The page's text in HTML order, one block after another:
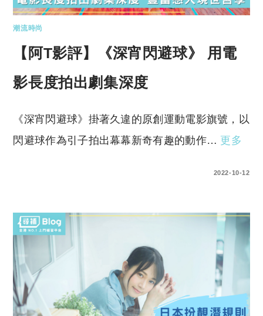
潮流時尚
【阿T影評】《深宵閃避球》 用電
影長度拍出劇集深度
《深宵閃避球》掛著久違的原創運動電影旗號，以
閃避球作為引子拍出幕幕新奇有趣的動作… 更多
2022-10-12